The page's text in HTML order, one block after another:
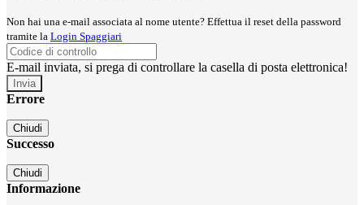
Non hai una e-mail associata al nome utente? Effettua il reset della password
tramite la Login Spaggiari
E-mail inviata, si prega di controllare la casella di posta elettronica!
Errore
Chiudi
Successo
Chiudi
Informazione